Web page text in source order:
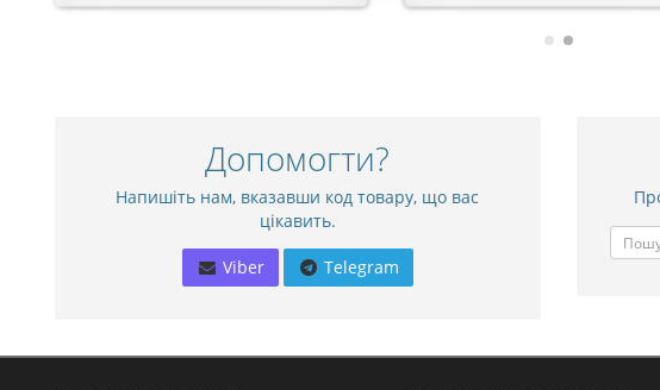
Допомогти?
Напишіть нам, вказавши код товару, що вас
цікавить.
Viber Telegram